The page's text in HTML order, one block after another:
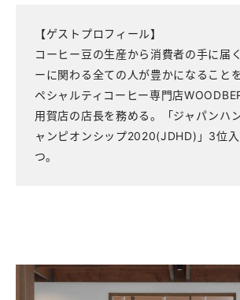
【ゲストプロフィール】
コーヒー豆の生産から消費者の手に届
ーに関わる全ての人が豊かになること
ペシャルティコーヒー専門店
用賀店の店長を務める。「ジャパンハ
ャンピオンシップ2020(JDHD)」3位
つ。